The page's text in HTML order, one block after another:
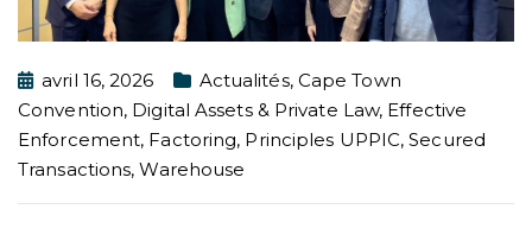
avril 16, 2026 Actualités, Cape Town
Convention, Digital Assets & Private Law, Effective
Enforcement, Factoring, Principles UPPIC,Secured
Transactions,Warehouse